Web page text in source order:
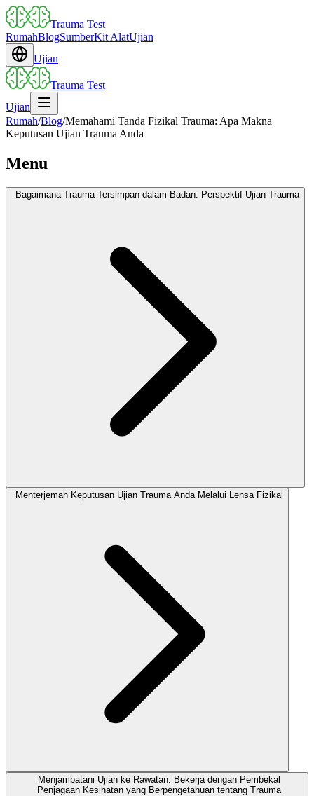
Trauma Test
RumahBlogSumberKit AlatUjian
Ujian
Trauma Test
Ujian
Rumah/Blog/Memahami Tanda Fizikal Trauma: Apa Makna
Keputusan Ujian Trauma Anda
Menu
Bagaimana Trauma Tersimpan dalam Badan: Perspektif Ujian Trauma
Menterjemah Keputusan Ujian Trauma Anda Melalui Lensa Fizikal
Menjambatani Ujian ke Rawatan: Bekerja dengan Pembekal
Penjagaan Kesihatan yang Berpengetahuan tentang Trauma